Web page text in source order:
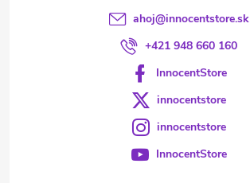
ahoj@innocentstore.sk
+421 948 660 160
InnocentStore
innocentstore
innocentstore
InnocentStore